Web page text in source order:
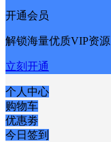
开通会员
解锁海量优质VIP资源
立刻开通
个人中心
购物车
优惠劵
今日签到